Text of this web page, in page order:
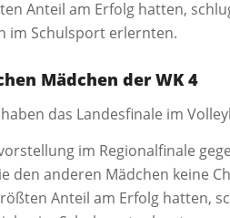
Anteil am Erfolg hatten,
im Schulsport erlernten.
Mädchen der WK 4
das Landesfinale im
im Regionalfinale
den anderen Mädchen keine
Anteil am Erfolg hatten,